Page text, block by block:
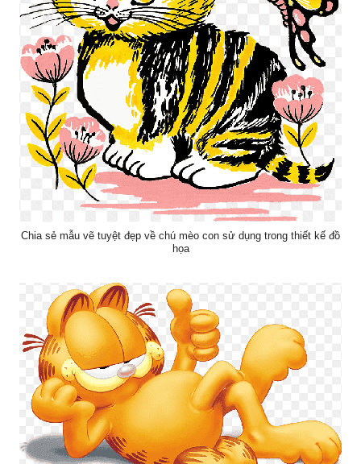
Chia sẻ mẫu vẽ tuyệt đẹp về chú mèo con sử dụng trong thiết kế đồ
họa